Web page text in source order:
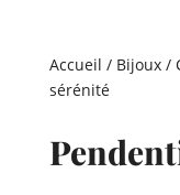
Accueil / Bijoux/
sérénité